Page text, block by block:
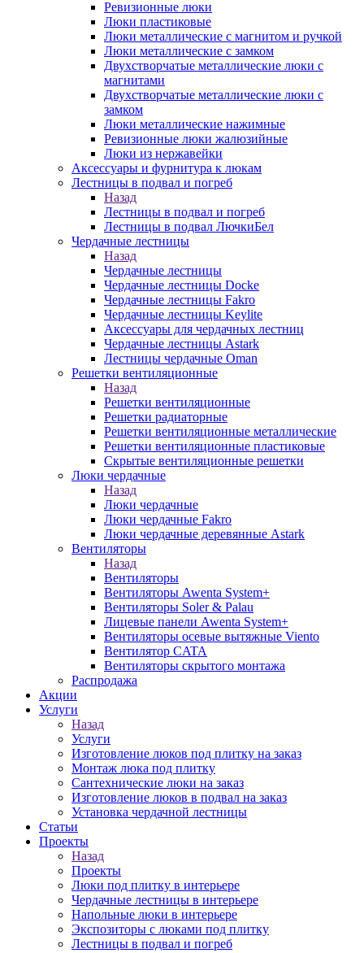
Ревизионные люки
Люки пластиковые
Люки металлические с магнитом и ручкой
Люки металлические с замком
Двухстворчатые металлические люки с
магнитами
Двухстворчатые металлические люки с
замком
Люки металлические нажимные
Ревизионные люки жалюзийные
Люки из нержавейки
Аксессуары и фурнитура к люкам
Лестницы в подвал и погреб
Назад
Лестницы в подвал и погреб
Лестницы в подвал ЛючкиБел
Чердачные лестницы
Назад
Чердачные лестницы
Чердачные лестницы Docke
Чердачные лестницы Fakro
Чердачные лестницы Keylite
Аксессуары для чердачных лестниц
Чердачные лестницы Astark
Лестницы чердачные Oman
Решетки вентиляционные
Назад
Решетки вентиляционные
Решетки радиаторные
Решетки вентиляционные металлические
Решетки вентиляционные пластиковые
Скрытые вентиляционные решетки
Люки чердачные
Назад
Люки чердачные
Люки чердачные Fakro
Люки чердачные деревянные Astark
Вентиляторы
Назад
Вентиляторы
Вентиляторы Awenta System+
Вентиляторы Soler & Palau
Лицевые панели Awenta System+
Вентиляторы осевые вытяжные Viento
Вентилятор CATA
Вентиляторы скрытого монтажа
Распродажа
Акции
Услуги
Назад
Услуги
Изготовление люков под плитку на заказ
Монтаж люка под плитку
Сантехнические люки на заказ
Изготовление люков в подвал на заказ
Установка чердачной лестницы
Статьи
Проекты
Назад
Проекты
Люки под плитку в интерьере
Чердачные лестницы в интерьере
Напольные люки в интерьере
Экспозиторы с люками под плитку
Лестницы в подвал и погреб